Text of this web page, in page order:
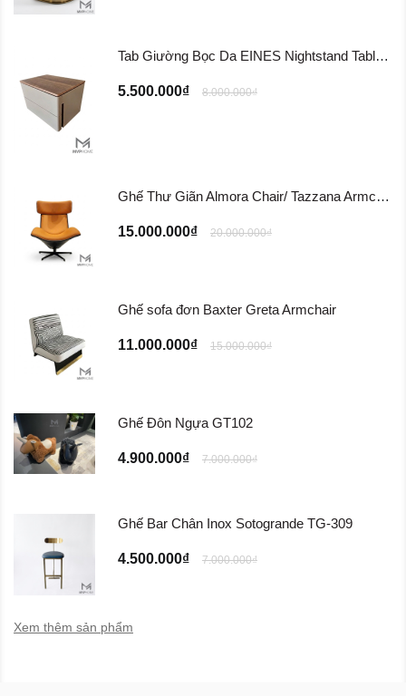
Tab Giường Bọc Da EINES Nightstand Table TG122
5.500.000₫ 8.000.000₫
Ghế Thư Giãn Almora Chair/ Tazzana Armchair GTG11
15.000.000₫ 20.000.000₫
Ghế sofa đơn Baxter Greta Armchair
11.000.000₫ 15.000.000₫
Ghế Đôn Ngựa GT102
4.900.000₫ 7.000.000₫
Ghế Bar Chân Inox Sotogrande TG-309
4.500.000₫ 7.000.000₫
Xem thêm sản phẩm